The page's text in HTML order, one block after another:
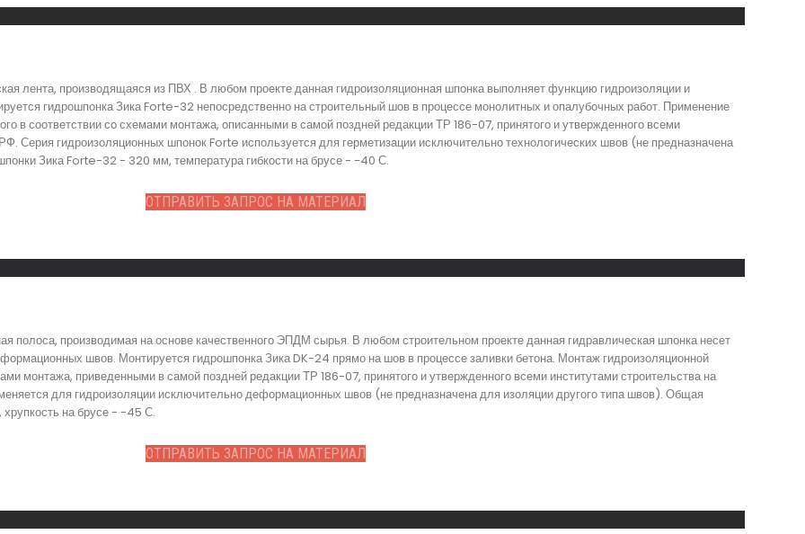
лента, производящаяся из ПВХ . В любом проекте данная гидроизоляционная шпонка выполняет функцию гидроизоляции и
гидрошпонка Зика Forte-32 непосредственно на строительный шов в процессе монолитных и опалубочных работ. Применение
в соответствии со схемами монтажа, описанными в самой поздней редакции ТР 186-07, принятого и утвержденного всеми
РФ. Серия гидроизоляционных шпонок Forte используется для герметизации исключительно технологических швов (не предназначена
Зика Forte-32 - 320 мм, температура гибкости на брусе - -40 С.
ОТПРАВИТЬ ЗАПРОС НА МАТЕРИАЛ
полоса, производимая на основе качественного ЭПДМ сырья. В любом строительном проекте данная гидравлическая шпонка несет
швов. Монтируется гидрошпонка Зика DK-24 прямо на шов в процессе заливки бетона. Монтаж гидроизоляционной
монтажа, приведенными в самой поздней редакции ТР 186-07, принятого и утвержденного всеми институтами строительства на
для гидроизоляции исключительно деформационных швов (не предназначена для изоляции другого типа швов). Общая
на брусе - -45 С.
ОТПРАВИТЬ ЗАПРОС НА МАТЕРИАЛ